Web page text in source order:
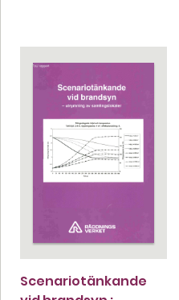
Scenariotänkande